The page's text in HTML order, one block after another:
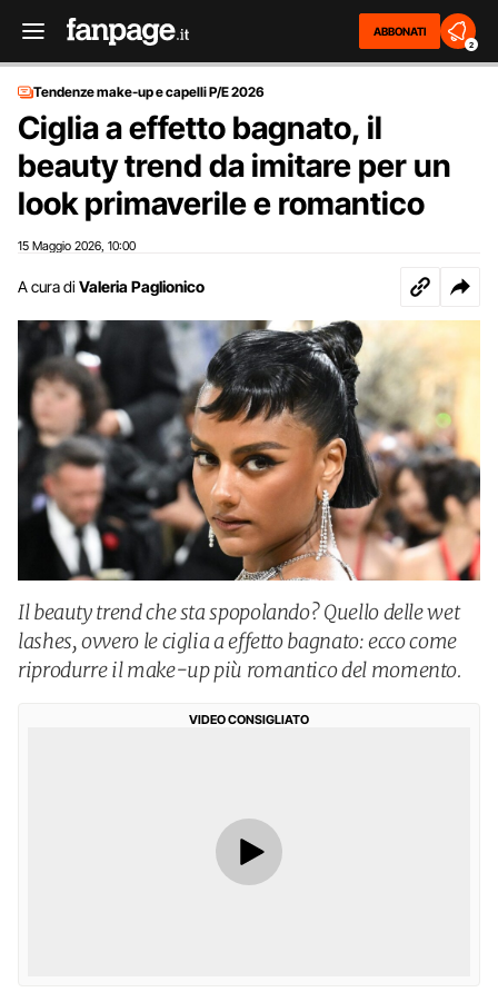
ABBONATI
2
Tendenze make-up e capelli P/E 2026
Ciglia a effetto bagnato, il
beauty trend da imitare per un
look primaverile e romantico
15 Maggio 2026 10:00
A cura di Valeria Paglionico
Il beauty trend che sta spopolando? Quello delle wet
lashes, ovvero le ciglia a effetto bagnato: ecco come
riprodurre il make-up più romantico del momento.
VIDEO CONSIGLIATO